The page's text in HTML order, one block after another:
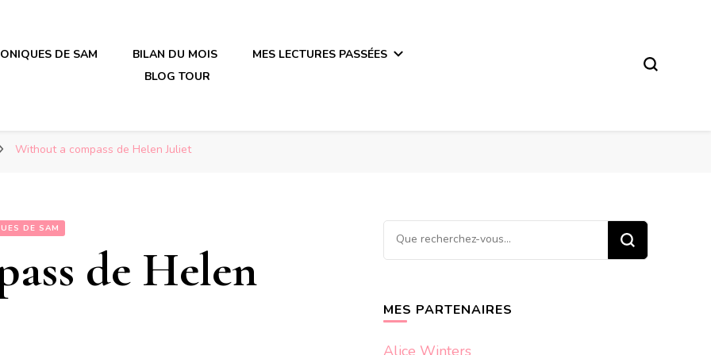
en plastique
DE SAM BILAN DU MOIS
MES LECTURES PASSÉES
BLOG TOUR
Without a compass de Helen Juliet
DE SAM
de Helen
Vous
recherchiez
MES PARTENAIRES